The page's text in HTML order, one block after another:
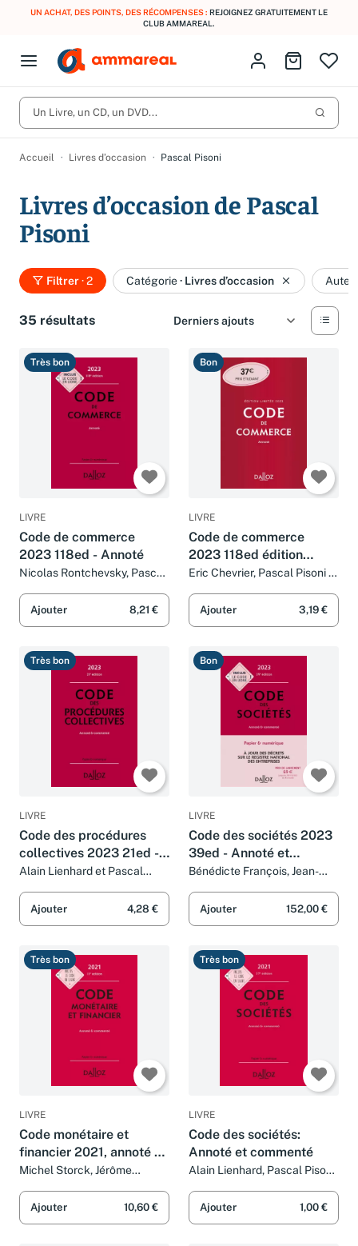
UN ACHAT, DES POINTS, DES RÉCOMPENSES : REJOIGNEZ GRATUITEMENT LE
CLUB AMMAREAL.
Open menu
Fermer le menu
CD d'occasion
Partitions
Culture à 1 €
Meilleures ventes
Produits Catégories
Vous n'avez pas trouvé l'article que vous cherchiez ?
qu'il est en stock.
Identifiez-vous
Aller au
Un Livre, un CD, un DVD...
Accueil Livres d’occasion Pascal Pisoni
Livres d’occasion de Pascal
Pisoni
Filtrer· 2 Catégorie· Livres d’occasion
35 résultats
Très bon
LIVRE
Code de commerce
2023 118ed - Annoté
Nicolas Rontchevsky, Pascal
Ajouter 8,21 €
Bon
LIVRE
Code de commerce
2023 118ed édition
limitée - Annoté
Eric Chevrier, Pascal Pisoni et
Ajouter 3,19 €
Très bon
LIVRE
Code des procédures
collectives 2023 21ed -
Annoté & commenté
Alain Lienhard et Pascal
Ajouter 4,28 €
Bon
LIVRE
Code des sociétés 2023
39ed - Annoté et
commenté
Bénédicte François, Jean-
Pascal Pisoni
Ajouter 152,00 €
Très bon
LIVRE
Code monétaire et
financier 2021, annoté &
commenté. 11e éd.
Michel Storck, Jérôme
Chevrier et Pascal Pisoni
Ajouter 10,60 €
Très bon
LIVRE
Code des sociétés:
Annoté et commenté
Alain Lienhard, Pascal Pisoni,
Paul Valuet
Ajouter 1,00 €